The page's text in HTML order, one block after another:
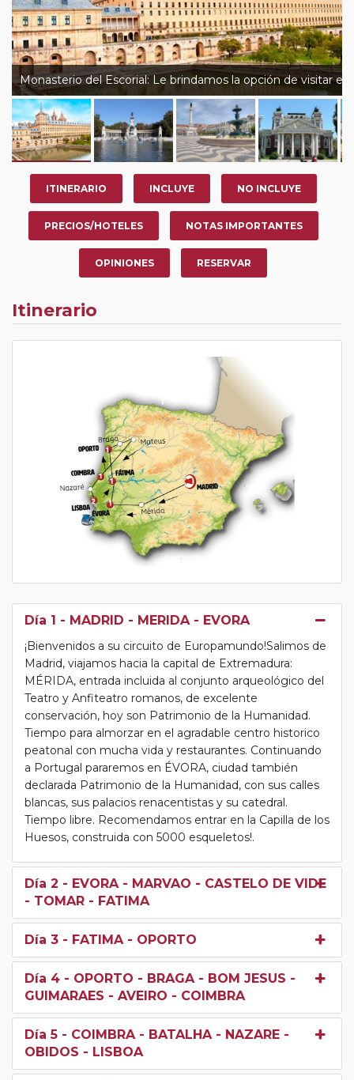
suplemento por parada efectuada es de 40 Euros/52
Dólares por persona. Si la parada se realiza para tomar
otro circuito del mismo proveedor no se abonará este
suplemento.
Monasterio del Escorial: Le brindamos la opción de visitar
ITINERARIO INCLUYE NO INCLUYE
PRECIOS/HOTELES NOTAS IMPORTANTES
OPINIONES RESERVAR
Itinerario
Día 1 - MADRID - MERIDA - EVORA
¡Bienvenidos a su circuito de Europamundo!Salimos de
Madrid, viajamos hacia la capital de Extremadura:
MÉRIDA, entrada incluida al conjunto arqueológico del
Teatro y Anfiteatro romanos, de excelente
conservación, hoy son Patrimonio de la Humanidad.
Tiempo para almorzar en el agradable centro historico
peatonal con mucha vida y restaurantes. Continuando
a Portugal pararemos en ÉVORA, ciudad también
declarada Patrimonio de la Humanidad, con sus calles
blancas, sus palacios renacentistas y su catedral.
Tiempo libre. Recomendamos entrar en la Capilla de los
Huesos, construida con 5000 esqueletos!.
Día 2 - EVORA - MARVAO - CASTELO DE VIDE
- TOMAR - FATIMA
Día 3 - FATIMA - OPORTO
Día 4 - OPORTO - BRAGA - BOM JESUS -
GUIMARAES - AVEIRO - COIMBRA
Día 5 - COIMBRA - BATALHA - NAZARE -
OBIDOS - LISBOA